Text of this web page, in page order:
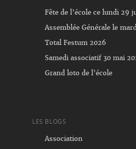
Fête de l’école ce lundi 29
Assemblée Générale le
Total Festum 2026
Samedi associatif 30 mai
Grand loto de l’école
LES BLOGS
Association